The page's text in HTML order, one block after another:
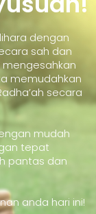
dengan
sah dan
mengesahkan
memudahkan
secara
mudah
tepat
pantas dan
anda hari ini!